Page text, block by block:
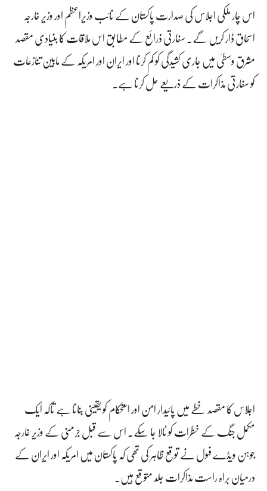
اس چار ملکی اجلاس کی صدارت پاکستان کے نائب وزیراعظم اور وزیر خارجہ
اسحاق ڈار کریں گے۔ سفارتی ذرائع کے مطابق اس ملاقات کا بنیادی مقصد
مشرق وسطیٰ میں جاری کشیدگی کو کم کرنا اور ایران اور امریکہ کے مابین تنازعات
کو سفارتی مذاکرات کے ذریعے حل کرنا ہے۔
اجلاس کا مقصد خطے میں پائیدار امن اور استحکام کو یقینی بنانا ہے تاکہ ایک
مکمل جنگ کے خطرات کو ٹالا جا سکے۔ اس سے قبل جرمنی کے وزیر خارجہ
جوہن ویڈے فہول نے توقع ظاہر کی تھی کہ پاکستان میں امریکہ اور ایران کے
درمیان براہ راست مذاکرات جلد متوقع ہیں۔